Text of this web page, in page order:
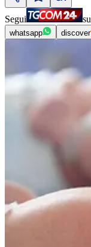
Segui su
whatsapp discover